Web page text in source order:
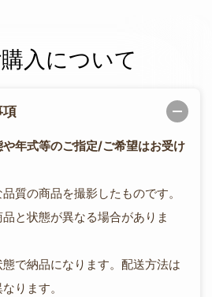
入について
項
や年式等のご指定/ご希望はお受け
質の商品を撮影したものです。
と状態が異なる場合がありま
で納品になります。配送方法は
ります。